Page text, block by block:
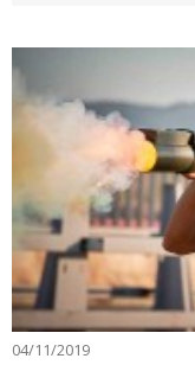
04/11/2019